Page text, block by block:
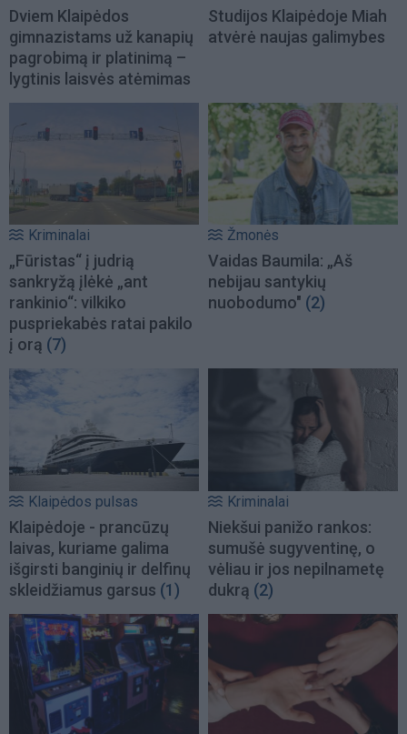
Dviem Klaipėdos
gimnazistams už kanapių
pagrobimą ir platinimą –
lygtinis laisvės atėmimas
Studijos Klaipėdoje Miah
atvėrė naujas galimybes
Kriminalai
„Fūristas“ į judrią
sankryžą įlėkė „ant
rankinio“: vilkiko
puspriekabės ratai pakilo
į orą (7)
Žmonės
Vaidas Baumila: „Aš
nebijau santykių
nuobodumo" (2)
Klaipėdos pulsas
Klaipėdoje - prancūzų
laivas, kuriame galima
išgirsti banginių ir delfinų
skleidžiamus garsus (1)
Kriminalai
Niekšui panižo rankos:
sumušė sugyventinę, o
vėliau ir jos nepilnametę
dukrą (2)